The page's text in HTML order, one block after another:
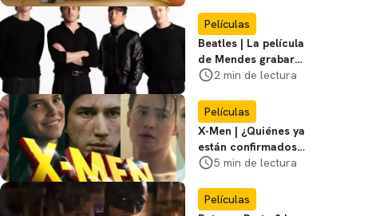
Películas
Beatles | La película
de Mendes grabará
escenas en la
2 min de lectura
Películas
X-Men | ¿Quiénes ya
están confirmados
en la película de
favoritos
5 min de lectura
Películas